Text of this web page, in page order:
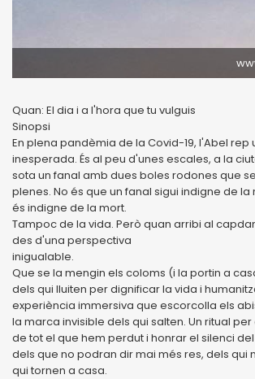
Quan: El dia i a l'hora que tu vulguis
Sinopsi
En plena pandèmia de la Covid-19, l'Abel rep
inesperada. És al peu d'unes escales, a la
sota un fanal amb dues boles rodones que
plenes. No és que un fanal sigui indigne de la
és indigne de la mort.
Tampoc de la vida. Però quan arribi al
des d'una perspectiva
inigualable.
Que se la mengin els coloms (i la portin a
dels qui lluiten per dignificar la vida i
experiència immersiva que escorcolla els
la marca invisible dels qui salten. Un ritual
de tot el que hem perdut i honrar el silenci del
dels que no podran dir mai més res, dels qui
qui tornen a casa.